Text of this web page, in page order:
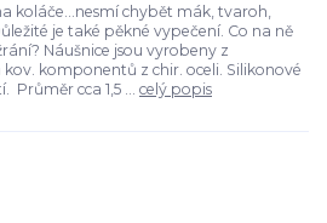
koláče...nesmí chybět mák, tvaroh,
je také pěkné vypečení. Co na ně
Náušnice jsou vyrobeny z
komponentů z chir. oceli. Silikonové
Průměr cca 1,5 ... celý popis